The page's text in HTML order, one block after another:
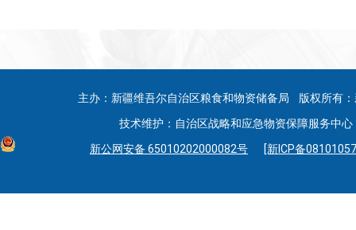
主办：新疆维吾尔自治区粮食和物资储备局 版权所有
技术维护：自治区战略和应急物资保障服务中
新公网安备 65010202000082号
[新ICP备